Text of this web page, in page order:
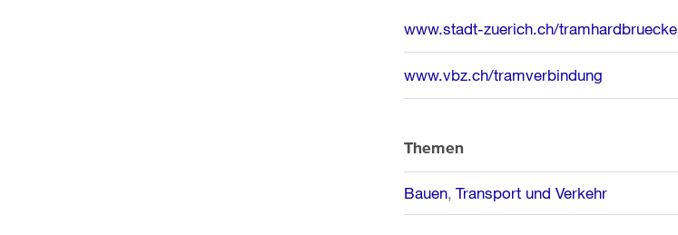
Weitere
Informationen
www.stadt-zuerich.ch/tramhardbruecke
www.vbz.ch/tramverbindung
Themen
Bauen Transport und Verkehr